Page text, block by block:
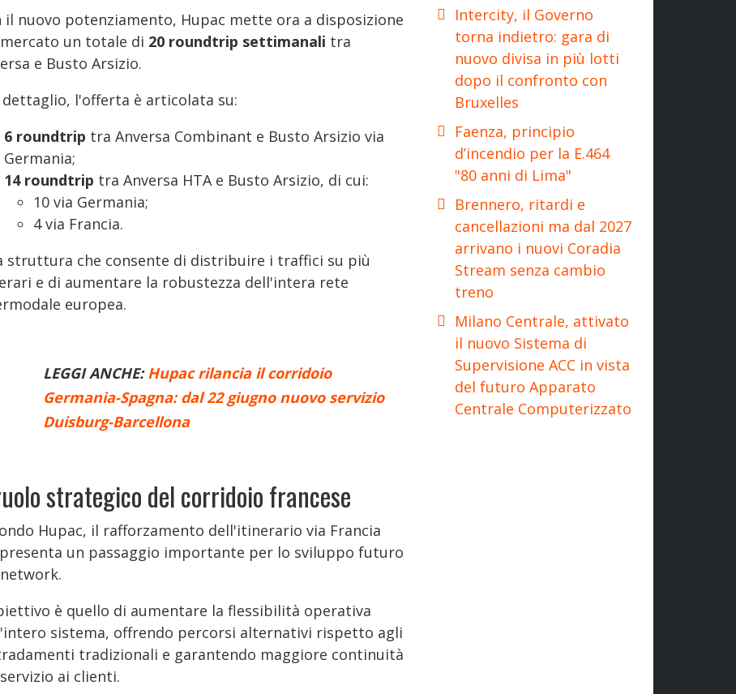
il nuovo potenziamento, Hupac mette ora a disposizione
un totale di 20 roundtrip settimanali tra
e Busto Arsizio.
dettaglio, l'offerta è articolata su:
6 roundtrip tra Anversa Combinant e Busto Arsizio via
Germania;
14 roundtrip tra Anversa HTA e Busto Arsizio, di cui:
10 via Germania;
4 via Francia.
struttura che consente di distribuire i traffici su più
e di aumentare la robustezza dell'intera rete
europea.
LEGGI ANCHE:Hupac rilancia il corridoio
Germania-Spagna: dal 22 giugno nuovo servizio
Duisburg-Barcellona
strategico del corridoio francese
Hupac, il rafforzamento dell'itinerario via Francia
un passaggio importante per lo sviluppo futuro
è quello di aumentare la flessibilità operativa
sistema, offrendo percorsi alternativi rispetto agli
tradizionali e garantendo maggiore continuità
ai clienti.
Intercity, il Governo
torna indietro: gara di
nuovo divisa in più lotti
dopo il confronto con
Bruxelles
Faenza, principio
d’incendio per la E.464
"80 anni di Lima"
Brennero, ritardi e
cancellazioni ma dal 2027
arrivano i nuovi Coradia
Stream senza cambio
treno
Milano Centrale, attivato
il nuovo Sistema di
Supervisione ACC in vista
del futuro Apparato
Centrale Computerizzato